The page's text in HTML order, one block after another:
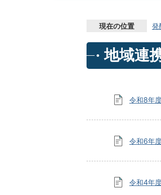
現在の位置 発
地域連
令和8年
令和6年
令和4年